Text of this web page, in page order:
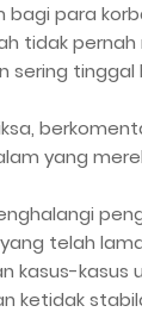
bagi para
tidak
sering
yang
telah
kasus-kasus
ketidak